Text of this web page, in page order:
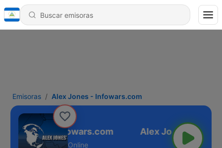
Emisoras Alex Jones - Infowars.com
Jones - Infowars.com
Online